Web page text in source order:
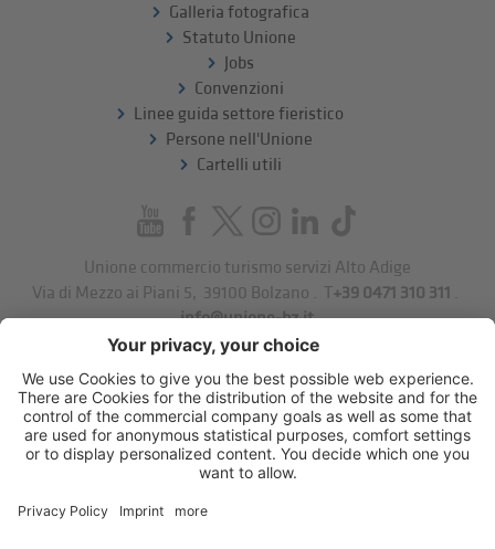
Galleria fotografica
Statuto Unione
Jobs
Convenzioni
Linee guida settore fieristico
Persone nell'Unione
Cartelli utili
Unione commercio turismo servizi Alto Adige
Via di Mezzo ai Piani 5
39100 Bolzano . T+39 0471 310 311 .
info@unione-bz.it
Impressum
Privacy
Impostazioni cookie
Sitemap